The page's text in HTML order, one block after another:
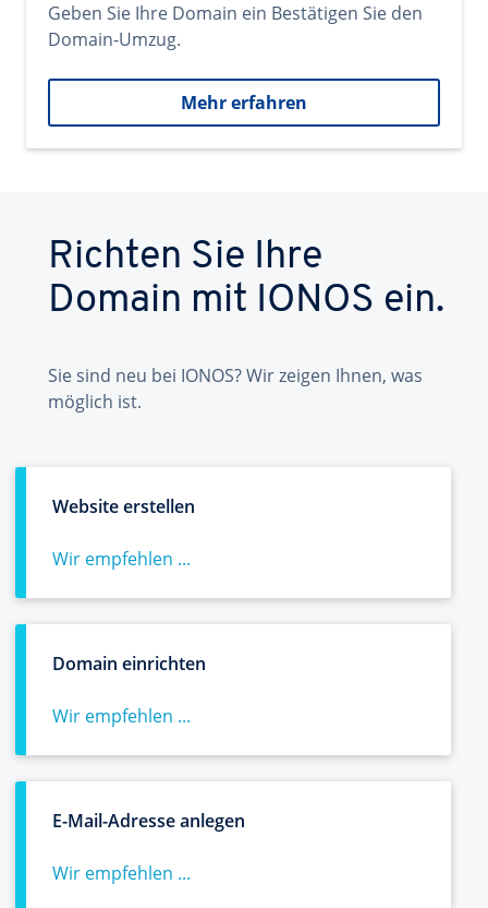
Geben Sie Ihre Domain ein Bestätigen Sie den
Domain-Umzug.
Mehr erfahren
Richten Sie Ihre
Domain mit IONOS ein.
Sie sind neu bei IONOS? Wir zeigen Ihnen, was
möglich ist.
Website erstellen
Wir empfehlen ...
Domain einrichten
Wir empfehlen ...
E-Mail-Adresse anlegen
Wir empfehlen ...